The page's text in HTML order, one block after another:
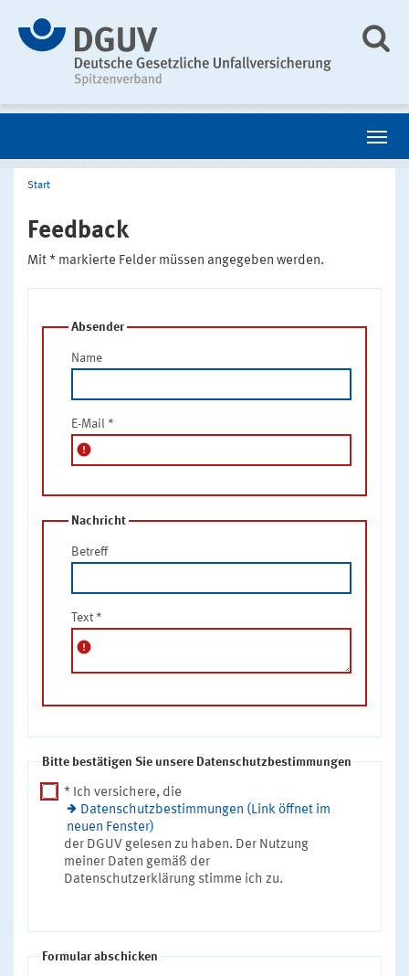
Start
Feedback
Mit * markierte Felder müssen angegeben werden.
Absender
Name
E-Mail *
error
Nachricht
Betreff
Text *
error
Bitte bestätigen Sie unsere Datenschutzbestimmungen
* Ich versichere, die
Datenschutzbestimmungen (Link öffnet im
neuen Fenster)
der DGUV gelesen zu haben. Der Nutzung
meiner Daten gemäß der
Datenschutzerklärung stimme ich zu.
Formular abschicken